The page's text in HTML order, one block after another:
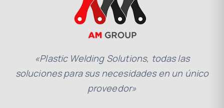
«Plastic Welding Solutions, todas las
soluciones para sus necesidades en un único
proveedor»